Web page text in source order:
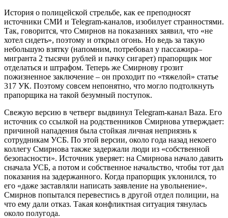
История о полицейской стрельбе, как ее преподносят
источники СМИ и Telegram-каналов, изобилует странностями.
Так, говорится, что Смирнов на показаниях заявил, что «не
хотел сидеть», поэтому и открыл огонь. Но ведь за такую
небольшую взятку (напомним, потребовал у пассажира–
мигранта 2 тысячи рублей и пачку сигарет) прапорщик мог
отделаться и штрафом. Теперь же Смирнову грозит
пожизненное заключение – он проходит по «тяжелой» статье
317 УК. Поэтому совсем непонятно, что могло подтолкнуть
прапорщика на такой безумный поступок.
Свежую версию в четверг выдвинул Telegram-канал Baza. Его
источник со ссылкой на родственников Смирнова утверждает:
причиной нападения была стойкая личная неприязнь к
сотрудникам УСБ. По этой версии, около года назад некоего
коллегу Смирнова также задержали люди из «собственной
безопасности». Источник уверяет: на Смирнова начало давить
сначала УСБ, а потом и собственное начальство, чтобы тот дал
показания на задержанного. Когда прапорщик уклонился, то
его «даже заставляли написать заявление на увольнение».
Смирнов попытался перевестись в другой отдел полиции, на
что ему дали отказ. Такая конфликтная ситуация тянулась
около полугода.